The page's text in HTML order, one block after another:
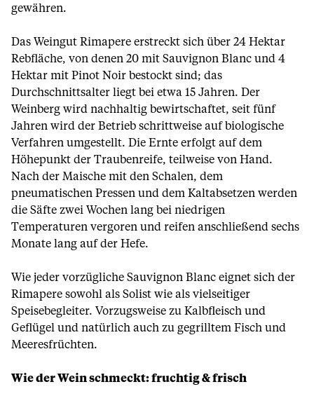
gewähren.
Das Weingut Rimapere erstreckt sich über 24 Hektar
Rebfläche, von denen 20 mit Sauvignon Blanc und 4
Hektar mit Pinot Noir bestockt sind; das
Durchschnittsalter liegt bei etwa 15 Jahren. Der
Weinberg wird nachhaltig bewirtschaftet, seit fünf
Jahren wird der Betrieb schrittweise auf biologische
Verfahren umgestellt. Die Ernte erfolgt auf dem
Höhepunkt der Traubenreife, teilweise von Hand.
Nach der Maische mit den Schalen, dem
pneumatischen Pressen und dem Kaltabsetzen werden
die Säfte zwei Wochen lang bei niedrigen
Temperaturen vergoren und reifen anschließend sechs
Monate lang auf der Hefe.
Wie jeder vorzügliche Sauvignon Blanc eignet sich der
Rimapere sowohl als Solist wie als vielseitiger
Speisebegleiter. Vorzugsweise zu Kalbfleisch und
Geflügel und natürlich auch zu gegrilltem Fisch und
Meeresfrüchten.
Wie der Wein schmeckt: fruchtig & frisch